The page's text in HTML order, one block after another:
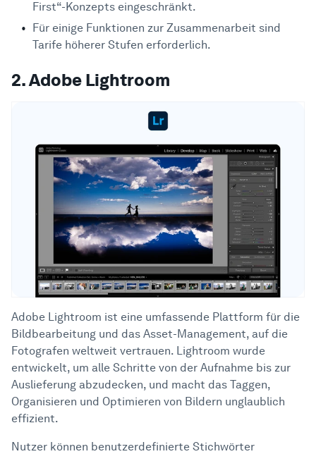
First“-Konzepts eingeschränkt.
Für einige Funktionen zur Zusammenarbeit sind
Tarife höherer Stufen erforderlich.
2. Adobe Lightroom
Adobe Lightroom ist eine umfassende Plattform für die
Bildbearbeitung und das Asset-Management, auf die
Fotografen weltweit vertrauen. Lightroom wurde
entwickelt, um alle Schritte von der Aufnahme bis zur
Auslieferung abzudecken, und macht das Taggen,
Organisieren und Optimieren von Bildern unglaublich
effizient.
Nutzer können benutzerdefinierte Stichwörter